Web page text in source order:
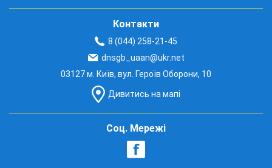
Контакти
8 (044) 258-21-45
dnsgb_uaan@ukr.net
03127 м. Київ, вул. Героїв Оборони, 10
Дивитись на мапі
Соц. Мережі